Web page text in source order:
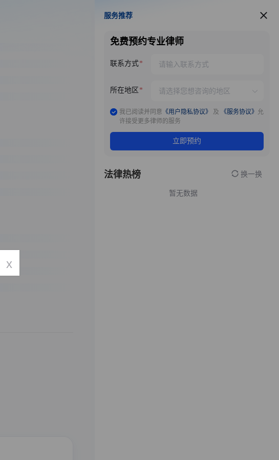
服务推荐
服务推荐
免费预约专业律师
联系方式
所在地区
我已阅读并同意 《用户隐私协议》 及 《服务协议》 允
许接受更多律师的服务
立即预约
法律热榜 换一换
暂无数据
x